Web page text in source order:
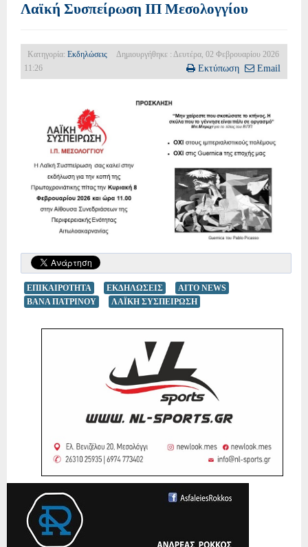
Λαϊκή Συσπείρωση ΙΠ Μεσολογγίου
Κατηγορία: Εκδηλώσεις
Δημιουργήθηκε : Δευτέρα, 02 Φεβρουαρίου 2026
11:26
Εκτύπωση Email
ΕΠΙΚΑΙΡΟΤΗΤΑ ΕΚΔΗΛΩΣΕΙΣ
AITO NEWS
ΒΑΝΑ ΠΑΤΡΙΝΟΥ
ΛΑΪΚΗ ΣΥΣΠΕΙΡΩΣΗ